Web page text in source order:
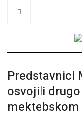
Predstavnici
osvojili